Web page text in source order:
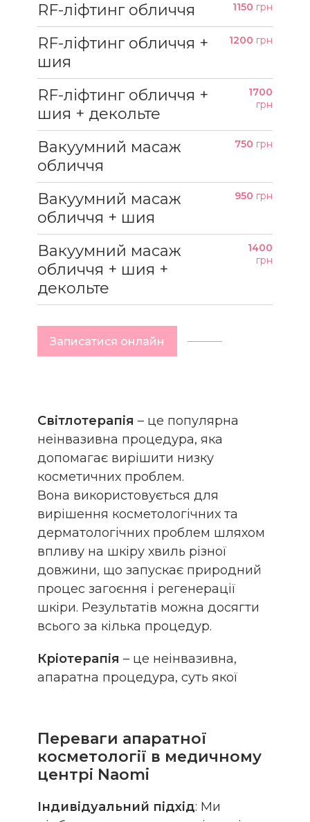
RF-ліфтинг обличчя 1150 грн
RF-ліфтинг обличчя +
шия
1200 грн
RF-ліфтинг обличчя +
шия + декольте
1700
грн
Вакуумний масаж
обличчя
750 грн
Вакуумний масаж
обличчя + шия
950 грн
Вакуумний масаж
обличчя + шия +
декольте
1400
грн
Записатися онлайн
Світлотерапія – це популярна
неінвазивна процедура, яка
допомагає вирішити низку
косметичних проблем.
Вона використовується для
вирішення косметологічних та
дерматологічних проблем шляхом
впливу на шкіру хвиль різної
довжини, що запускає природний
процес загоєння і регенерації
шкіри. Результатів можна досягти
всього за кілька процедур.
Кріотерапія – це неінвазивна,
апаратна процедура, суть якої
шкіру.
Ефект низької температури має
виражену омолоджуючу дію.
кріотерапії зникають набряки,
Переваги апаратної
косметології в медичному
центрі Naomi
Індивідуальний підхід: Ми